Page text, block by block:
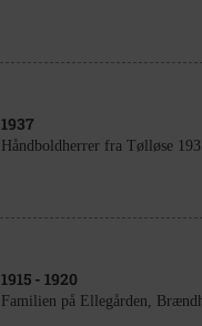
1937
Håndboldherrer fra Tølløse
1915 - 1920
Familien på Ellegården,